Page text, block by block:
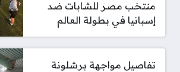
منتخب مصر للشابات ضد
إسبانيا في بطولة العالم
تفاصيل مواجهة برشلونة